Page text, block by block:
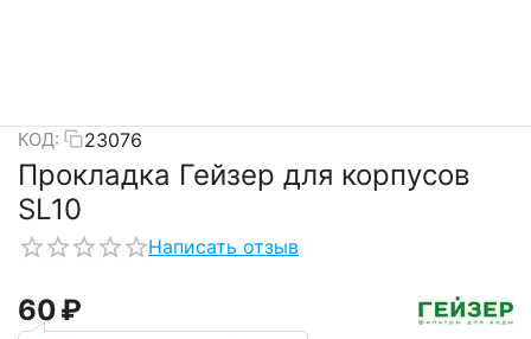
КОД: 23076
Прокладка Гейзер для корпусов
SL10
Написать отзыв
‍60‍₽